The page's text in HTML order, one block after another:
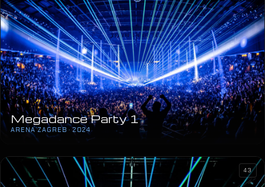
Megadance Party 1
ARENA ZAGREB · 2024
43